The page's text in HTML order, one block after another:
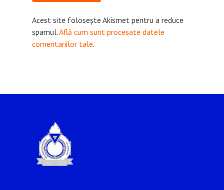
Acest site folosește Akismet pentru a reduce
spamul.Află cum sunt procesate datele
comentariilor tale.